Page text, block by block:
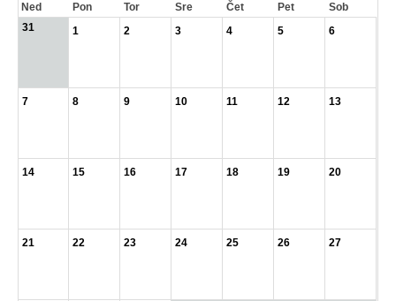
Ned
Pon Tor Sre Čet Pet
Sob
31
1 2 3 4 5 6
7 8 9 10 11 12 13
14 15 16 17 18 19 20
21 22 23 24 25 26 27